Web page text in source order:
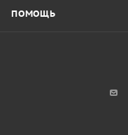
ПОМОЩЬ